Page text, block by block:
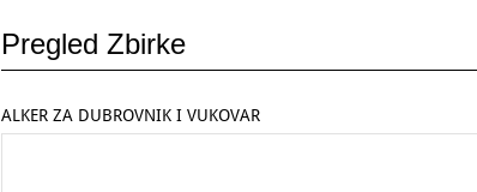
Pregled Zbirke
ALKER ZA DUBROVNIK I VUKOVAR